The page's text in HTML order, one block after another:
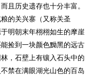
且历史遗存也十分丰富。
的关兴寨（又称关圣
明朝末年栩栩如生的摩崖
捡到一块颜色黝黑的远古
，石壁上有镶入石头中的
禁在满眼湖光山色的百岛